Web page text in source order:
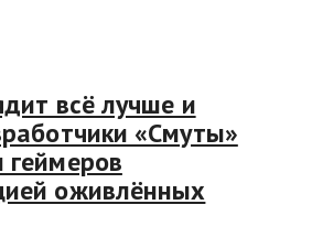
всё лучше и
«Смуты»
геймеров
оживлённых